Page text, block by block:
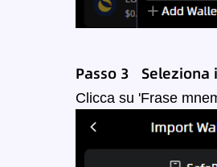
Passo 3 Seleziona
Clicca su 'Frase